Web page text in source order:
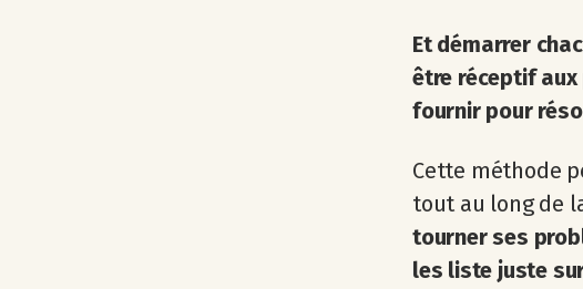
Et démarrer
être réceptif
fournir pour
Cette méthode
tout au long de
tourner ses
les liste juste